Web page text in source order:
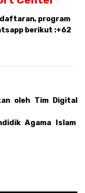
program
berikut :+62
oleh Tim Digital
Agama Islam